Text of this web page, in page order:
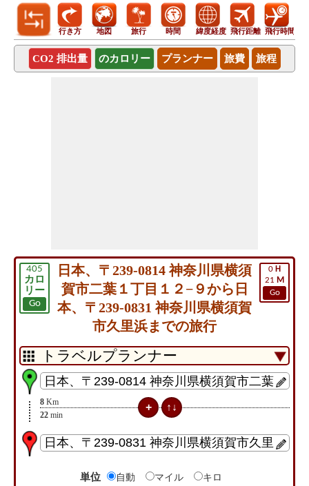
行き方 地図 旅行 時間 緯度経度 飛行距離 飛行時間
CO2 排出量 のカロリー プランナー 旅費 旅程
405
カロ
リー
Go
0 H
21 M
Go
日本、〒239-0814 神奈川県横須
賀市二葉１丁目１２−９から日
本、〒239-0831 神奈川県横須賀
市久里浜までの旅行
8 Km
22 min
単位 自動 マイル キロ